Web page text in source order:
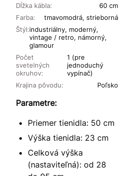
Farba:
tmavomodrá, strieborná
Štýl:industriálny, moderný,
vintage / retro, námorný,
glamour
Krajina pôvodu: Poľsko
Počet
svetelných
okruhov:
1 (pre
jednoduchý
vypínač)
Dĺžka kábla: 60 cm
Parametre:
Priemer tienidla: 50 cm
Výška tienidla: 23 cm
Celková výška
(nastaviteľná): od 28